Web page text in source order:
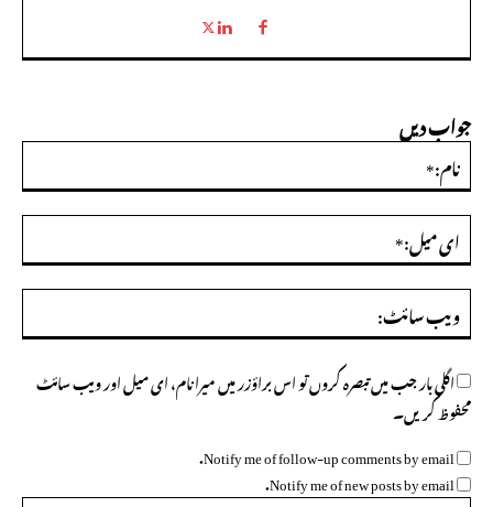
جواب دیں
ای
اگلی بار جب میں تبصرہ کروں تو اس براؤزر میں میرا نام، ای میل اور ویب سائٹ
محفوظ کریں۔
Notify me of follow-up comments by email.
Notify me of new posts by email.